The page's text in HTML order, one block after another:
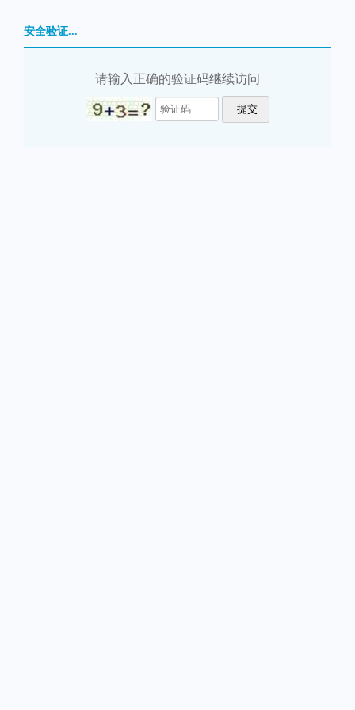
安全验证...
请输入正确的验证码继续访问